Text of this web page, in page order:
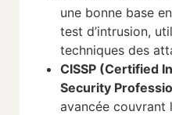
une bonne base
test d’intrusion,
techniques des
CISSP (Certified
Security
avancée couvrant